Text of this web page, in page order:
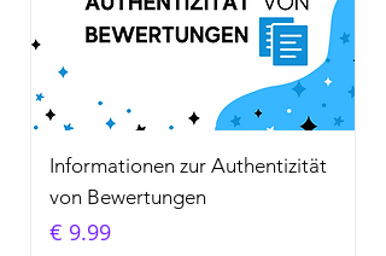
Informationen zur Authentizität
von Bewertungen
السعر